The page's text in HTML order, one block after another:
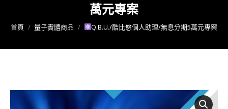
萬元專案
您在這裡：
首頁 量子實體商品 Q.B.U./酷比悠個人助理/無息分期5萬元專案